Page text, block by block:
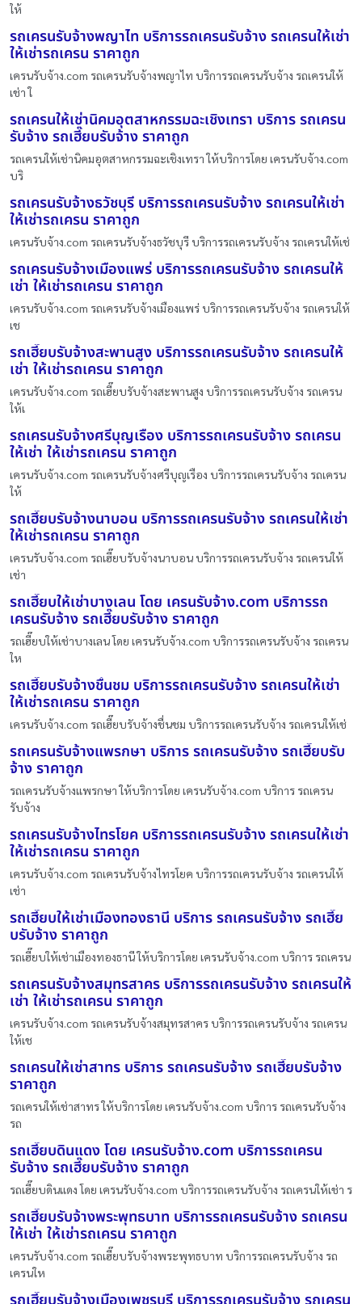
ให้
รถเครนรับจ้างพญาไท บริการรถเครนรับจ้าง รถเครนให้เช่า
ให้เช่ารถเครน ราคาถูก
เครนรับจ้าง.com รถเครนรับจ้างพญาไท บริการรถเครนรับจ้าง รถเครนให้
เช่า ใ
รถเครนให้เช่านิคมอุตสาหกรรมฉะเชิงเทรา บริการ รถเครน
รับจ้าง รถเฮี๊ยบรับจ้าง ราคาถูก
รถเครนให้เช่านิคมอุตสาหกรรมฉะเชิงเทรา ให้บริการโดย เครนรับจ้าง.com
บริ
รถเครนรับจ้างธวัชบุรี บริการรถเครนรับจ้าง รถเครนให้เช่า
ให้เช่ารถเครน ราคาถูก
เครนรับจ้าง.com รถเครนรับจ้างธวัชบุรี บริการรถเครนรับจ้าง รถเครนให้เช่
รถเครนรับจ้างเมืองแพร่ บริการรถเครนรับจ้าง รถเครนให้
เช่า ให้เช่ารถเครน ราคาถูก
เครนรับจ้าง.com รถเครนรับจ้างเมืองแพร่ บริการรถเครนรับจ้าง รถเครนให้
เช
รถเฮี๊ยบรับจ้างสะพานสูง บริการรถเครนรับจ้าง รถเครนให้
เช่า ให้เช่ารถเครน ราคาถูก
เครนรับจ้าง.com รถเฮี๊ยบรับจ้างสะพานสูง บริการรถเครนรับจ้าง รถเครน
ให้เ
รถเครนรับจ้างศรีบุญเรือง บริการรถเครนรับจ้าง รถเครน
ให้เช่า ให้เช่ารถเครน ราคาถูก
เครนรับจ้าง.com รถเครนรับจ้างศรีบุญเรือง บริการรถเครนรับจ้าง รถเครน
ให้
รถเฮี๊ยบรับจ้างนาบอน บริการรถเครนรับจ้าง รถเครนให้เช่า
ให้เช่ารถเครน ราคาถูก
เครนรับจ้าง.com รถเฮี๊ยบรับจ้างนาบอน บริการรถเครนรับจ้าง รถเครนให้
เช่า
รถเฮี๊ยบให้เช่าบางเลน โดย เครนรับจ้าง.com บริการรถ
เครนรับจ้าง รถเฮี๊ยบรับจ้าง ราคาถูก
รถเฮี๊ยบให้เช่าบางเลน โดย เครนรับจ้าง.com บริการรถเครนรับจ้าง รถเครน
ให
รถเฮี๊ยบรับจ้างชื่นชม บริการรถเครนรับจ้าง รถเครนให้เช่า
ให้เช่ารถเครน ราคาถูก
เครนรับจ้าง.com รถเฮี๊ยบรับจ้างชื่นชม บริการรถเครนรับจ้าง รถเครนให้เช่
รถเครนรับจ้างแพรกษา บริการ รถเครนรับจ้าง รถเฮี๊ยบรับ
จ้าง ราคาถูก
รถเครนรับจ้างแพรกษา ให้บริการโดย เครนรับจ้าง.com บริการ รถเครน
รับจ้าง
รถเครนรับจ้างไทรโยค บริการรถเครนรับจ้าง รถเครนให้เช่า
ให้เช่ารถเครน ราคาถูก
เครนรับจ้าง.com รถเครนรับจ้างไทรโยค บริการรถเครนรับจ้าง รถเครนให้
เช่า
รถเฮี๊ยบให้เช่าเมืองทองธานี บริการ รถเครนรับจ้าง รถเฮี๊ย
บรับจ้าง ราคาถูก
รถเฮี๊ยบให้เช่าเมืองทองธานี ให้บริการโดย เครนรับจ้าง.com บริการ รถเครน
รถเครนรับจ้างสมุทรสาคร บริการรถเครนรับจ้าง รถเครนให้
เช่า ให้เช่ารถเครน ราคาถูก
เครนรับจ้าง.com รถเครนรับจ้างสมุทรสาคร บริการรถเครนรับจ้าง รถเครน
ให้เช
รถเครนให้เช่าสาทร บริการ รถเครนรับจ้าง รถเฮี๊ยบรับจ้าง
ราคาถูก
รถเครนให้เช่าสาทร ให้บริการโดย เครนรับจ้าง.com บริการ รถเครนรับจ้าง
รถ
รถเฮี๊ยบดินแดง โดย เครนรับจ้าง.com บริการรถเครน
รับจ้าง รถเฮี๊ยบรับจ้าง ราคาถูก
รถเฮี๊ยบดินแดง โดย เครนรับจ้าง.com บริการรถเครนรับจ้าง รถเครนให้เช่า ร
รถเฮี๊ยบรับจ้างพระพุทธบาท บริการรถเครนรับจ้าง รถเครน
ให้เช่า ให้เช่ารถเครน ราคาถูก
เครนรับจ้าง.com รถเฮี๊ยบรับจ้างพระพุทธบาท บริการรถเครนรับจ้าง รถ
เครนให